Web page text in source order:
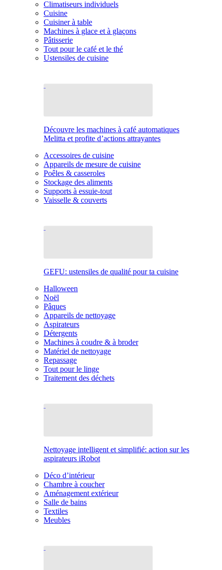
Climatiseurs individuels
Cuisine
Cuisiner à table
Machines à glace et à glaçons
Pâtisserie
Tout pour le café et le thé
Ustensiles de cuisine
Découvre les machines à café automatiques
Melitta et profite d’actions attrayantes
Accessoires de cuisine
Appareils de mesure de cuisine
Poêles & casseroles
Stockage des aliments
Supports à essuie-tout
Vaisselle & couverts
GEFU: ustensiles de qualité pour ta cuisine
Halloween
Noël
Pâques
Appareils de nettoyage
Aspirateurs
Détergents
Machines à coudre & à broder
Matériel de nettoyage
Repassage
Tout pour le linge
Traitement des déchets
Nettoyage intelligent et simplifié: action sur les
aspirateurs iRobot
Déco d’intérieur
Chambre à coucher
Aménagement extérieur
Salle de bains
Textiles
Meubles